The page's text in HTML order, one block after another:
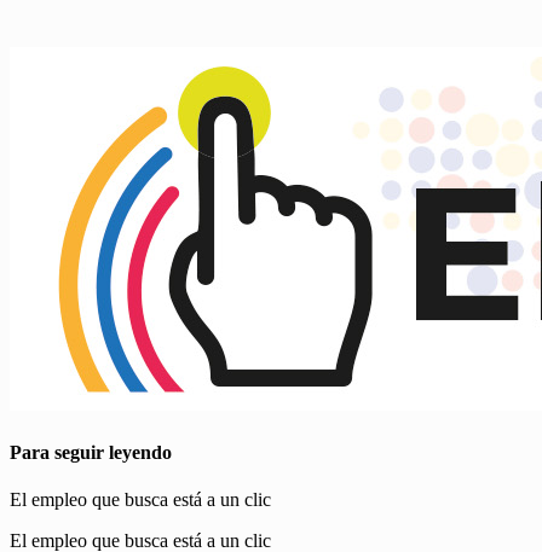
Para seguir leyendo
El empleo que busca está a un clic
El empleo que busca está a un clic